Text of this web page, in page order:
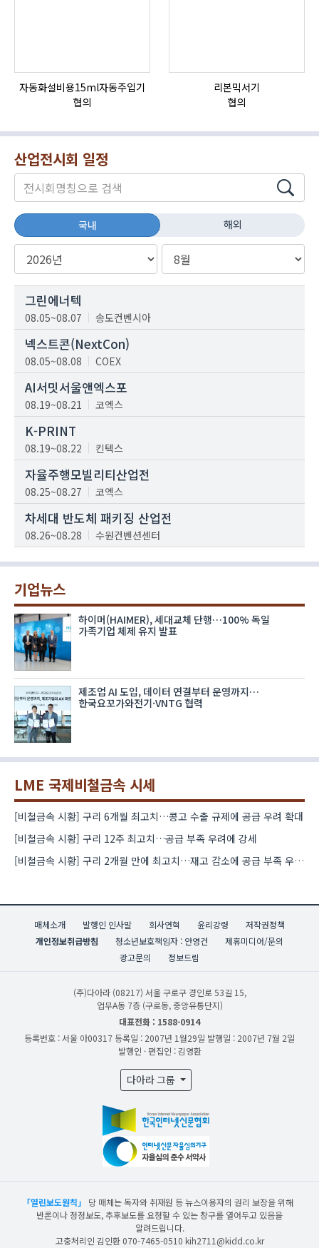
자동화설비용15ml자동주입기
협의
리본믹서기
협의
산업전시회 일정
국내 해외
그린에너텍
08.05~08.07 송도컨벤시아
넥스트콘(NextCon)
08.05~08.08 COEX
AI서밋서울앤엑스포
08.19~08.21 코엑스
K-PRINT
08.19~08.22 킨텍스
자율주행모빌리티산업전
08.25~08.27 코엑스
차세대 반도체 패키징 산업전
08.26~08.28 수원컨벤션센터
기업뉴스
하이머(HAIMER), 세대교체 단행…100% 독일
가족기업 체제 유지 발표
제조업 AI 도입, 데이터 연결부터 운영까지…
한국요꼬가와전기·VNTG 협력
LME 국제비철금속 시세
[비철금속 시황] 구리 6개월 최고치…콩고 수출 규제에 공급 우려 확대
[비철금속 시황] 구리 12주 최고치…공급 부족 우려에 강세
[비철금속 시황] 구리 2개월 만에 최고치…재고 감소에 공급 부족 우려 확대
매체소개 발행인 인사말 회사연혁 윤리강령
저작권정책
개인정보취급방침
청소년보호책임자 : 안영건
제휴미디어/문의
광고문의
정보드림
(주)다아라 (08217) 서울 구로구 경인로 53길 15,
업무A동 7층 (구로동, 중앙유통단지)
대표전화 : 1588-0914
등록번호 : 서울 아00317 등록일 : 2007년 1월29일 발행일 : 2007년 7월 2일
발행인 · 편집인 : 김영환
다아라 그룹
「열린보도원칙」
당 매체는 독자와 취재원 등 뉴스이용자의 권리 보장을 위해
반론이나 정정보도, 추후보도를 요청할 수 있는 창구를 열어두고 있음을
알려드립니다.
고충처리인 김인환 070-7465-0510 kih2711@kidd.co.kr